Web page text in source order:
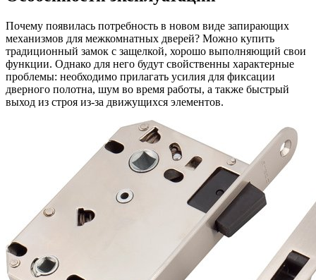
Почему появилась потребность в новом виде запирающих
механизмов для межкомнатных дверей? Можно купить
традиционный замок с защелкой, хорошо выполняющий свои
функции. Однако для него будут свойственны характерные
проблемы: необходимо прилагать усилия для фиксации
дверного полотна, шум во время работы, а также быстрый
выход из строя из-за движущихся элементов.